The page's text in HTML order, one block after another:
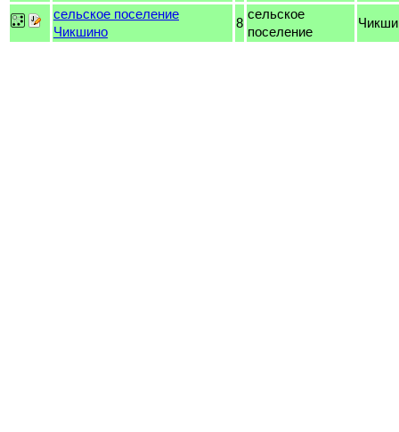
сельское поселение
Чикшино
8
сельское
поселение